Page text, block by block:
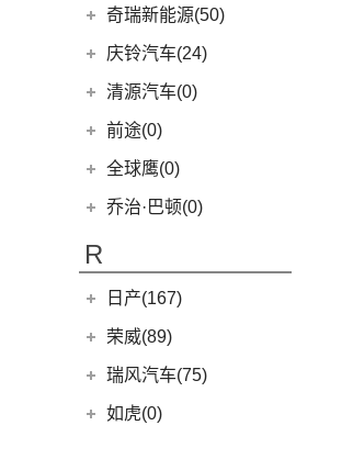
奇瑞汽车(277)
奇瑞TJ-1(0)
瑞虎7
风云T9
艾瑞泽5 GT
瑞虎8(35)
艾瑞泽5(5)
瑞虎8 L(7)
瑞虎8 PRO
瑞虎7 PLUS
艾瑞泽GX
奇瑞新能源(50)
奇瑞新能源
艾瑞泽5e(1)
瑞虎3xe
QQ冰淇淋
小蚂蚁(10)
eQ7
庆铃汽车(24)
庆铃汽车(24)
TAGA达咖H
清源汽车(0)
清源汽车
清源尊者
清源小尊
前途(0)
全球鹰(0)
乔治·巴顿(0)
R
日产(167)
东风日产
楼兰(3)
逍客
荣威(89)
上汽集团(89)
龙猫(2)
瑞风汽车(75)
江汽集团
如虎(0)